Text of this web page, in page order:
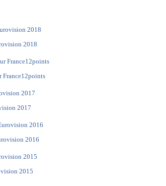
2018
France12points
2017
2016
2015